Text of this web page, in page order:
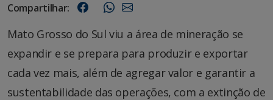
Compartilhar:
Mato Grosso do Sul viu a área de mineração se
expandir e se prepara para produzir e exportar
cada vez mais, além de agregar valor e garantir a
sustentabilidade das operações, com a extinção de